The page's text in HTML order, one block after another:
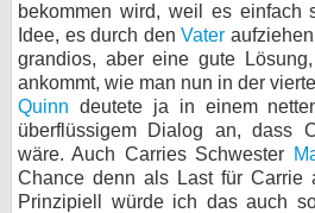
bekommen wird, weil es einfach
Idee, es durch den Vater
grandios, aber eine gute
ankommt, wie man nun in der
Quinn deutete ja in einem
überflüssigem Dialog an, dass
wäre. Auch Carries Schwester
Chance denn als Last für Carrie
Prinzipiell würde ich das auch